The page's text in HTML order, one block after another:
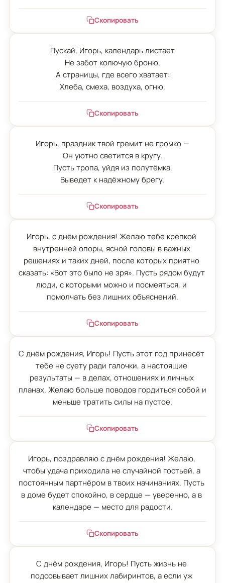
Скопировать
Пускай, Игорь, календарь листает
Не забот колючую броню,
А страницы, где всего хватает:
Хлеба, смеха, воздуха, огню.
Скопировать
Игорь, праздник твой гремит не громко —
Он уютно светится в кругу.
Пусть тропа, уйдя из полутёмка,
Выведет к надёжному брегу.
Скопировать
Игорь, с днём рождения! Желаю тебе крепкой
внутренней опоры, ясной головы в важных
решениях и таких дней, после которых приятно
сказать: «Вот это было не зря». Пусть рядом будут
люди, с которыми можно и посмеяться, и
помолчать без лишних объяснений.
Скопировать
С днём рождения, Игорь! Пусть этот год принесёт
тебе не суету ради галочки, а настоящие
результаты — в делах, отношениях и личных
планах. Желаю больше поводов гордиться собой и
меньше тратить силы на пустое.
Скопировать
Игорь, поздравляю с днём рождения! Желаю,
чтобы удача приходила не случайной гостьей, а
постоянным партнёром в твоих начинаниях. Пусть
в доме будет спокойно, в сердце — уверенно, а в
календаре — место для радости.
Скопировать
С днём рождения, Игорь! Пусть жизнь не
подсовывает лишних лабиринтов, а если уж